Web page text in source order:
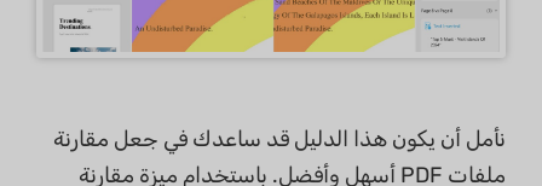
نأمل أن يكون هذا الدليل قد ساعدك في جعل مقارنة
ملفات PDF أسهل وأفضل. باستخدام ميزة مقارنة